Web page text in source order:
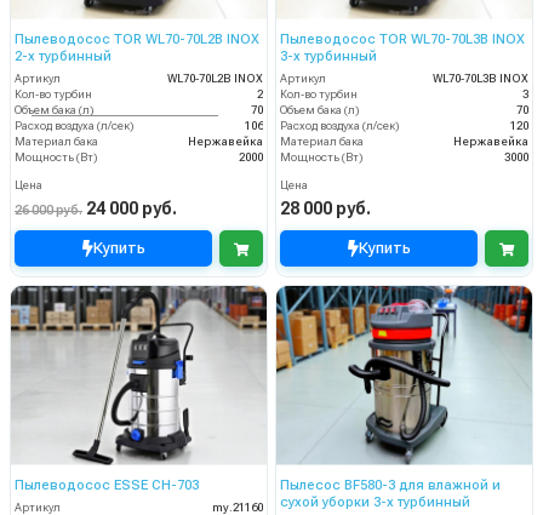
Пылеводосос TOR WL70-70L2B INOX
2-х турбинный
Артикул
WL70-70L2B INOX
Кол-во турбин
2
Объем бака (л)
70
Расход воздуха (л/сек)
106
Материал бака
Нержавейка
Мощность (Вт)
2000
Цена
26 000 руб. 24 000 руб.
Купить
Пылеводосос TOR WL70-70L3B INOX
3-х турбинный
Артикул
WL70-70L3B INOX
Кол-во турбин
3
Объем бака (л)
70
Расход воздуха (л/сек)
120
Материал бака
Нержавейка
Мощность (Вт)
3000
Цена
28 000 руб.
Купить
Пылеводосос ESSE CH-703
Артикул
my.21160
Пылесос BF580-3 для влажной и
сухой уборки 3-х турбинный